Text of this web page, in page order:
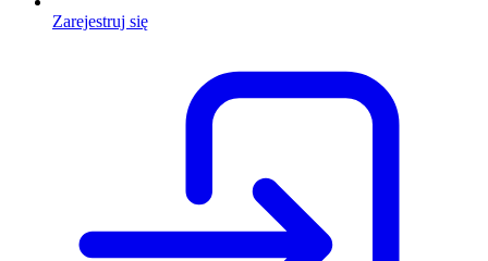
Zarejestruj się